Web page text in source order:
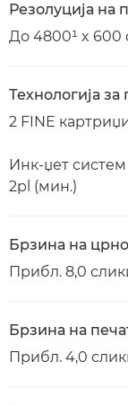
Резолуција на
До 4800¹ x 600
Технологија
2 FINE
Инк-џет
2pl (мин.)
Брзина на
Прибл. 8,0
Брзина на
Прибл. 4,0